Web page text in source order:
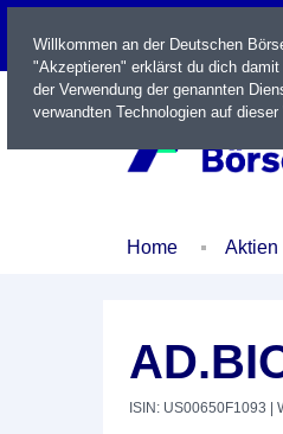
LIVE
Home Aktien
ISIN: US00650F1093 |
Willkommen an der Deutschen
"Akzeptieren" erklärst du dich
der Verwendung der genannten
verwandten Technologien auf